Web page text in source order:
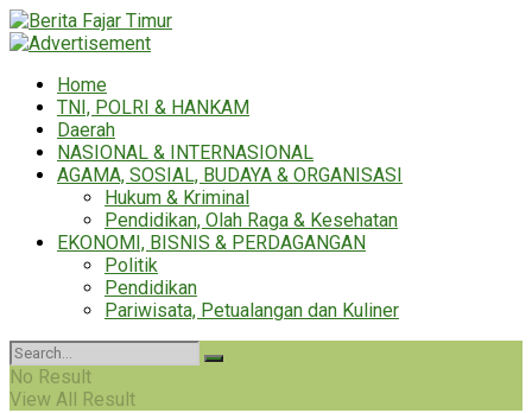
Home
TNI, POLRI & HANKAM
Daerah
NASIONAL & INTERNASIONAL
AGAMA, SOSIAL, BUDAYA & ORGANISASI
Hukum & Kriminal
Pendidikan, Olah Raga & Kesehatan
EKONOMI, BISNIS & PERDAGANGAN
Politik
Pendidikan
Pariwisata, Petualangan dan Kuliner
No Result
View All Result